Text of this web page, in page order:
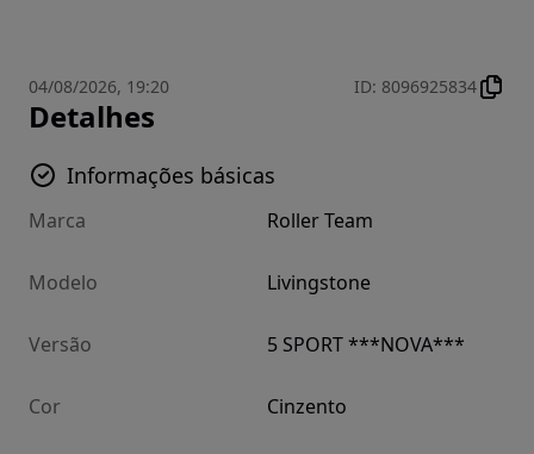
04/08/2026, 19:20 ID: 8096925834
Detalhes
Informações básicas
Marca Roller Team
Modelo Livingstone
Versão 5 SPORT ***NOVA***
Cor Cinzento